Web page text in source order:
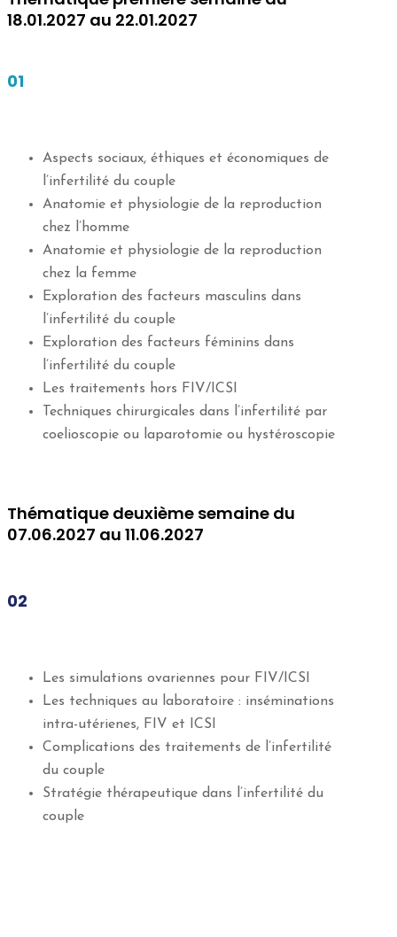
18.01.2027 au 22.01.2027
01
Aspects sociaux, éthiques et économiques de
l’infertilité du couple
Anatomie et physiologie de la reproduction
chez l’homme
Anatomie et physiologie de la reproduction
chez la femme
Exploration des facteurs masculins dans
l’infertilité du couple
Exploration des facteurs féminins dans
l’infertilité du couple
Les traitements hors FIV/ICSI
Techniques chirurgicales dans l’infertilité par
coelioscopie ou laparotomie ou hystéroscopie
Thématique deuxième semaine du
07.06.2027 au 11.06.2027
02
Les simulations ovariennes pour FIV/ICSI
Les techniques au laboratoire : inséminations
intra-utérienes, FIV et ICSI
Complications des traitements de l’infertilité
du couple
Stratégie thérapeutique dans l’infertilité du
couple